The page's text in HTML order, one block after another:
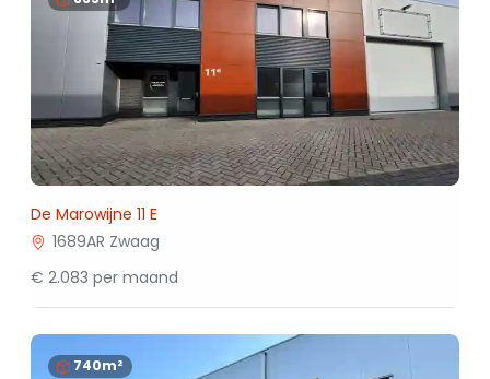
De Marowijne 11 E
1689AR Zwaag
€ 2.083 per maand
740m²